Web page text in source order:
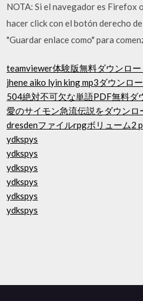
NOTA: Si el navegador es Firefox
hacer click con el botón derecho
"Guardar enlace como" para
teamviewer体験版無料ダウンロー
jhene aiko lyin king mp3ダウンロ
504絶対不可欠な単語PDF無料ダ
愛のサイモン急流伝説をダウンロ
dresdenファイルrpgボリューム2
ydkspys
ydkspys
ydkspys
ydkspys
ydkspys
ydkspys